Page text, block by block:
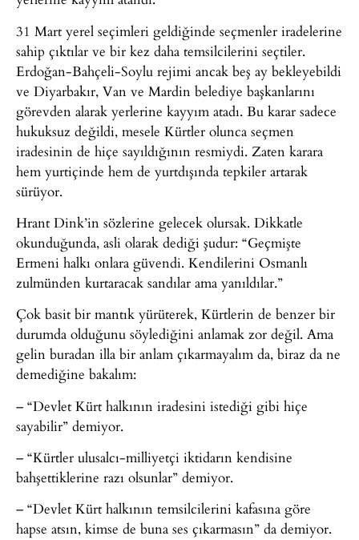
31 Mart yerel seçimleri geldiğinde seçmenler iradelerine
sahip çıktılar ve bir kez daha temsilcilerini seçtiler.
Erdoğan-Bahçeli-Soylu rejimi ancak beş ay bekleyebildi
ve Diyarbakır, Van ve Mardin belediye başkanlarını
görevden alarak yerlerine kayyım atadı. Bu karar sadece
hukuksuz değildi, mesele Kürtler olunca seçmen
iradesinin de hiçe sayıldığının resmiydi. Zaten karara
hem yurtiçinde hem de yurtdışında tepkiler artarak
sürüyor.
Hrant Dink’in sözlerine gelecek olursak. Dikkatle
okunduğunda, asli olarak dediği şudur: “Geçmişte
Ermeni halkı onlara güvendi. Kendilerini Osmanlı
zulmünden kurtaracak sandılar ama yanıldılar.”
Çok basit bir mantık yürüterek, Kürtlerin de benzer bir
durumda olduğunu söylediğini anlamak zor değil. Ama
gelin buradan illa bir anlam çıkarmayalım da, biraz da ne
demediğine bakalım:
– “Devlet Kürt halkının iradesini istediği gibi hiçe
sayabilir” demiyor.
– “Kürtler ulusalcı-milliyetçi iktidarın kendisine
bahşettiklerine razı olsunlar” demiyor.
– “Devlet Kürt halkının temsilcilerini kafasına göre
hapse atsın, kimse de buna ses çıkarmasın” da demiyor.